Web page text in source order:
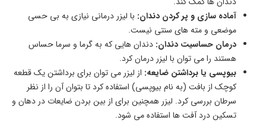
آماده‌ سازی و پر کردن دندان: با لیزر درمانی نیازی به بی‌ حسی
موضعی و مته‌ های سنتی نیست.
درمان حساسیت دندان: دندان‌ هایی که به گرما و سرما حساس
هستند را می‌ توان با لیزر درمان کرد.
بیوپسی یا برداشتن ضایعه: از لیزر می‌ توان برای برداشتن یک قطعه
کوچک از بافت (به نام بیوپسی) استفاده کرد تا بتوان آن را از نظر
سرطان بررسی کرد. لیزر همچنین برای از بین‌ بردن ضایعات در دهان و
تسکین درد آفت‌ ها استفاده می‌ شود.